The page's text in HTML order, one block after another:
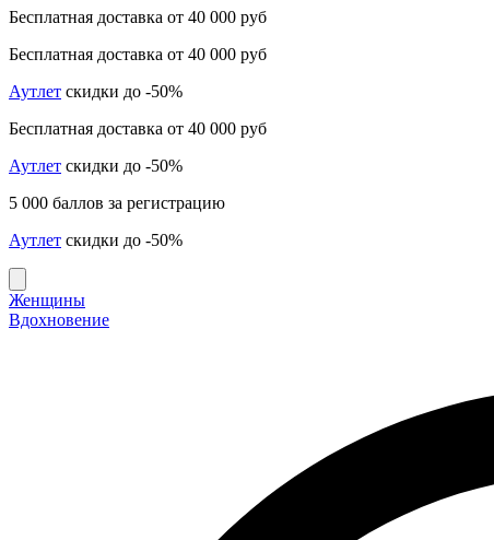
Бесплатная доставка от 40 000 руб
Бесплатная доставка от 40 000 руб
Аутлет скидки до -50%
Бесплатная доставка от 40 000 руб
Аутлет скидки до -50%
5 000 баллов за регистрацию
Аутлет скидки до -50%
Женщины
Вдохновение